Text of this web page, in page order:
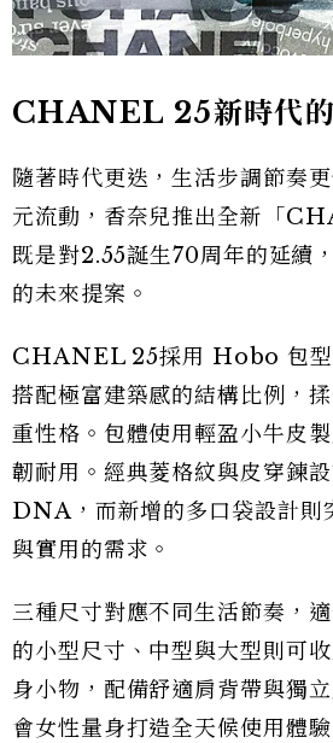
CHANEL 25新時代
隨著時代更迭，生活步調節奏
元流動，香奈兒推出全新「
既是對2.55誕生70周年的延續
的未來提案。
CHANEL 25採用 Hobo 包型
搭配極富建築感的結構比例，
重性格。包體使用輕盈小牛皮
韌耐用。經典菱格紋與皮穿鍊
DNA，而新增的多口袋設計則
與實用的需求。
三種尺寸對應不同生活節奏，
的小型尺寸、中型與大型則可
身小物，配備舒適肩背帶與獨
會女性量身打造全天候使用體